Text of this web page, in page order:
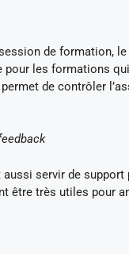
de formation,
pour les formations
de contrôler
servir de
être très utiles pour